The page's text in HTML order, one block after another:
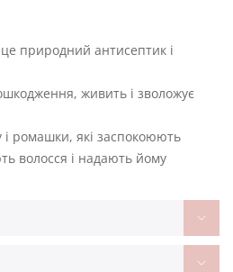
природний антисептик і
живить і зволожує
ромашки, які заспокоюють
волосся і надають йому